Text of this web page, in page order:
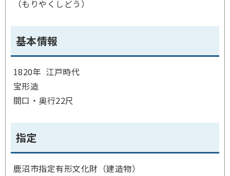
（もりやくしどう）
基本情報
1820年 江戸時代
宝形造
間口・奥行22尺
指定
鹿沼市指定有形文化財（建造物）